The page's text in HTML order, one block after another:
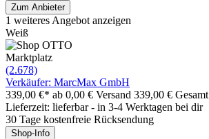
Zum Anbieter
1 weiteres Angebot anzeigen
Weiß
Marktplatz
(2.678)
Verkäufer: MarcMax GmbH
339,00 €* ab 0,00 € Versand 339,00 € Gesamt
Lieferzeit: lieferbar - in 3-4 Werktagen bei dir
30 Tage kostenfreie Rücksendung
Shop-Info